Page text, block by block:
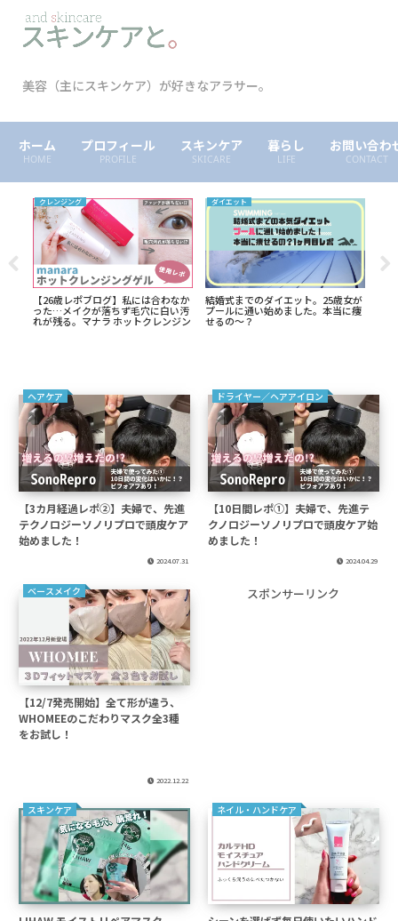
美容（主にスキンケア）が好きなアラサー。
ホーム
HOME
プロフィール
PROFILE
スキンケア
SKICARE
暮らし
LIFE
お問い合わ
CONTACT
クレンジング
【26歳レポブログ】私には合わなか
った…メイクが落ちず毛穴に白い汚
れが残る。マナラ ホットクレンジン
ダイエット
結婚式までのダイエット。25歳女が
プールに通い始めました。本当に痩
せるの～？
ヘアケア
【3カ月経過レポ②】夫婦で、先進
テクノロジーソノリプロで頭皮ケア
始めました！
2024.07.31
ドライヤー／ヘアアイロン
【10日間レポ①】夫婦で、先進テ
クノロジーソノリプロで頭皮ケア始
めました！
2024.04.29
ベースメイク
【12/7発売開始】全て形が違う、
WHOMEEのこだわりマスク全3種
をお試し！
2022.12.22
スポンサーリンク
スキンケア ネイル・ハンドケア